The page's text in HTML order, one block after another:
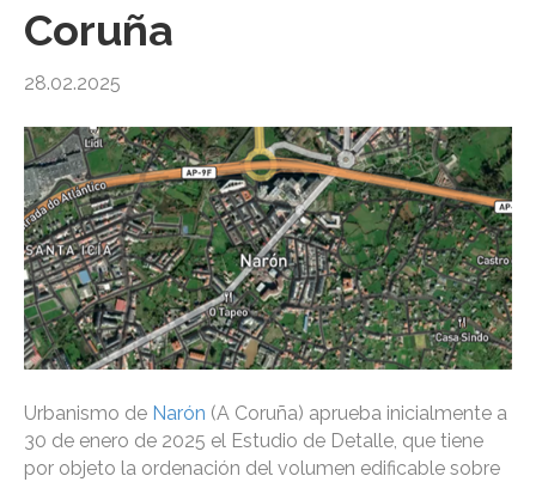
Coruña
28.02.2025
Urbanismo de Narón (A Coruña) aprueba inicialmente a
30 de enero de 2025 el Estudio de Detalle, que tiene
por objeto la ordenación del volumen edificable sobre